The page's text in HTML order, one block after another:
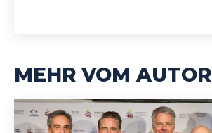
MEHR VOM AUTOR